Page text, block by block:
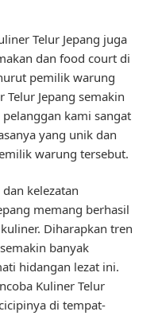
Telur Jepang juga
dan food court di
pemilik warung
Jepang semakin
kami sangat
yang unik dan
warung tersebut.
kelezatan
memang berhasil
Diharapkan tren
banyak
hidangan lezat ini.
Kuliner Telur
di tempat-